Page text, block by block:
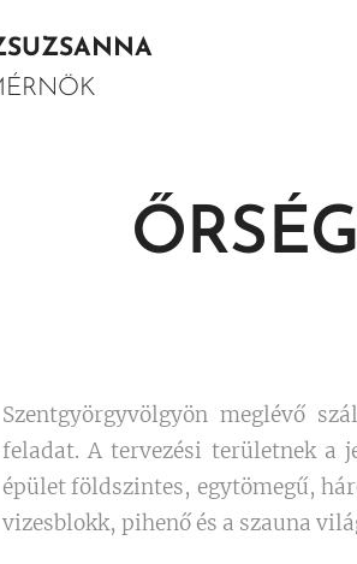
Szentgyörgyvölgyön meglévő
feladat. A tervezési területnek a
épület földszintes, egytömegű,
vizesblokk, pihenő és a szauna